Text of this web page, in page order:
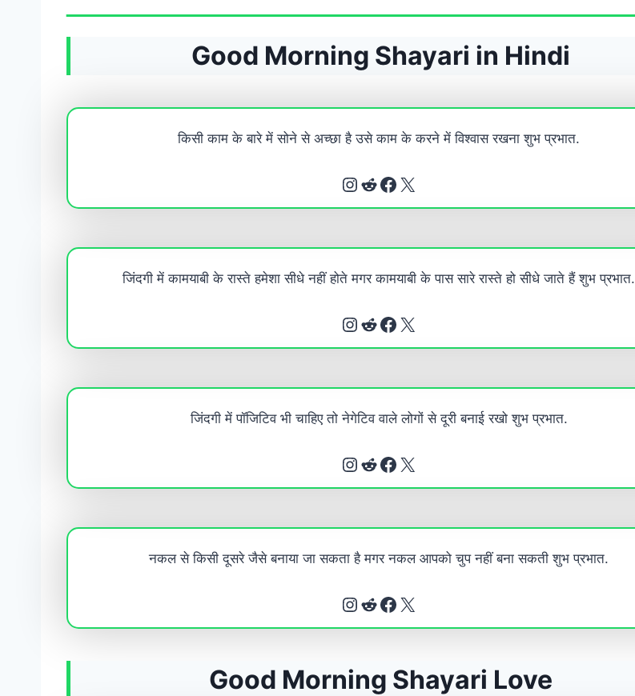
Good Morning Shayari in Hindi
किसी काम के बारे में सोने से अच्छा है उसे काम के करने में विश्वास रखना शुभ प्रभात.
InstagramReddit Facebook X
जिंदगी में कामयाबी के रास्ते हमेशा सीधे नहीं होते मगर कामयाबी के पास सारे रास्ते हो सीधे जाते हैं शुभ प्रभात.
InstagramReddit Facebook X
जिंदगी में पॉजिटिव भी चाहिए तो नेगेटिव वाले लोगों से दूरी बनाई रखो शुभ प्रभात.
InstagramReddit Facebook X
नकल से किसी दूसरे जैसे बनाया जा सकता है मगर नकल आपको चुप नहीं बना सकती शुभ प्रभात.
InstagramReddit Facebook X
Good Morning Shayari Love